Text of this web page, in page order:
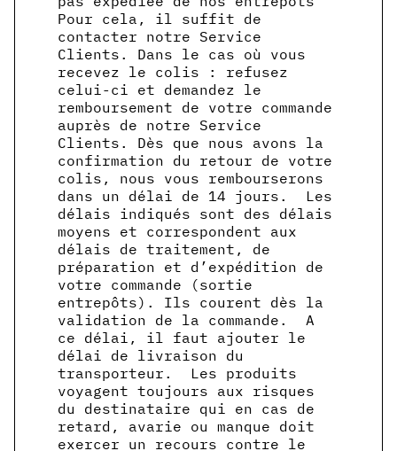
Pour cela, il suffit de
contacter notre Service
Clients. Dans le cas où vous
recevez le colis : refusez
celui-ci et demandez le
remboursement de votre commande
auprès de notre Service
Clients. Dès que nous avons la
confirmation du retour de votre
colis, nous vous rembourserons
dans un délai de 14 jours. Les
délais indiqués sont des délais
moyens et correspondent aux
délais de traitement, de
préparation et d’expédition de
votre commande (sortie
entrepôts). Ils courent dès la
validation de la commande. A
ce délai, il faut ajouter le
délai de livraison du
transporteur. Les produits
voyagent toujours aux risques
du destinataire qui en cas de
retard, avarie ou manque doit
exercer un recours contre le